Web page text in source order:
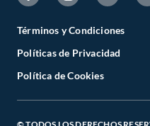
Términos y Condiciones
Políticas de Privacidad
Política de Cookies